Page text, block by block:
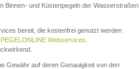
Binnen- und Küstenpegeln der Wasserstraßen
bereit, die kostenfrei genutzt werden
PEGELONLINE Webservices
Gewähr auf deren Genauigkeit von den